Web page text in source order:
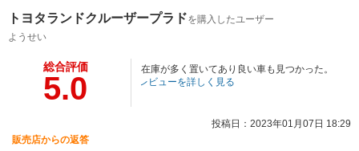
トヨタランドクルーザープラドを購入したユーザー
ようせい
総合評価
5.0
在庫が多く置いてあり良い車も見つかった。
レビューを詳しく見る
投稿日：2023年01月07日 18:29
販売店からの返答